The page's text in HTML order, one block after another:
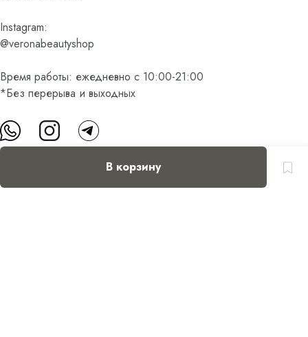
В корзину
Instagram:
@veronabeautyshop
Время работы: ежедневно с 10:00-21:00
*Без перерыва и выходных
Доставка и оплата